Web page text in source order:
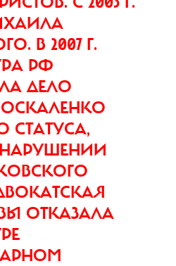
В 2007 Г.
РФ
ДЕЛО
СТАТУСА,
ОТКАЗАЛА